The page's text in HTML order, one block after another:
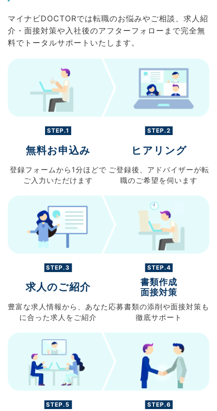
マイナビDOCTORでは転職のお悩みやご相談、求人紹
介・面接対策や入社後のアフターフォローまで完全無
料でトータルサポートいたします。
STEP.1
無料お申込み
登録フォームから 1分ほどで
ご入力 いただけます
STEP.2
ヒアリング
ご登録後、 アドバイザーが転
職のご希望を伺います
STEP.3
求人のご紹介
豊富な求人情報から、 あなた
に合った求人を ご紹介
STEP.4
書類作成
面接対策
応募書類の添削や面接対策も
徹底サポート
STEP.5 STEP.6